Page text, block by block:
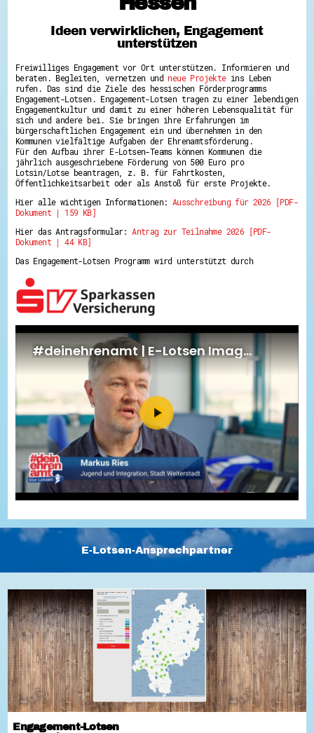
Hessen hilft Ukraine
Zeig uns dein Ehrenamt
Wettbewerb | Trikotwettbewerb
Wettbewerb | 80 Jahre Hessen - Engagement
mit Herz
8 Vereine x 80 Jahre x 1.000 €
Ausgezeichnete Projekte
Menschen des Respekts
SHARE IT: Teile deine Infos!
Gestalte dein Ehrenamt
Ehrenamts-Card Hessen
Engagement-Lotsen
Crowdfunding - Viele schaffen mehr
Ehrentag
Hessen engagiert - Digitale Themenabende
Kompetenznachweis Hessen
Service-Learning
Mach dich schlau
GEMA-Pakt
Di@-Lotsen in Hessen
Energiepreiskrise und Ehrenamt
Flüchtlingshilfe + Integration
Generationsübergreifend aktiv
Patenschaftsprojekte
Qualifizierung & Fortbildung
Stiftungen
Vereine, Spenden, Steuern - Gut zu Wissen
Versicherungsschutz
Wissenswertes rund um dein Ehrenamt
Zahlen, Daten, Fakten aus Hessen
Service
Suche
Downloads
Kontakt
Impressum
Barriere melden
Ideen verwirklichen, Engagement
unterstützen
Freiwilliges Engagement vor Ort unterstützen. Informieren und
beraten. Begleiten, vernetzen und neue Projekteins Leben
rufen. Das sind die Ziele des hessischen Förderprogramms
Engagement-Lotsen. Engagement-Lotsen tragen zu einer lebendigen
Engagementkultur und damit zu einer höheren Lebensqualität für
sich und andere bei. Sie bringen ihre Erfahrungen im
bürgerschaftlichen Engagement ein und übernehmen in den
Kommunen vielfältige Aufgaben der Ehrenamtsförderung.
Für den Aufbau ihrer E-Lotsen-Teams können Kommunen die
jährlich ausgeschriebene Förderung von 500 Euro pro
Lotsin/Lotse beantragen, z. B. für Fahrtkosten,
Öffentlichkeitsarbeit oder als Anstoß für erste Projekte.
Hier alle wichtigen Informationen: Ausschreibung für 2026 [PDF-
Dokument | 159 KB]
Hier das Antragsformular:Antrag zur Teilnahme 2026 [PDF-
Dokument | 44 KB]
Das Engagement-Lotsen Programm wird unterstützt durch
E-Lotsen-Ansprechpartner
Engagement-Lotsen